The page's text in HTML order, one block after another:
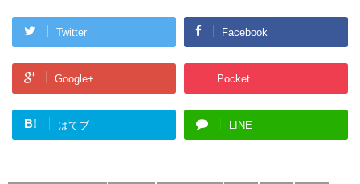
Twitter Facebook
Google+ Pocket
B! はてブ LINE